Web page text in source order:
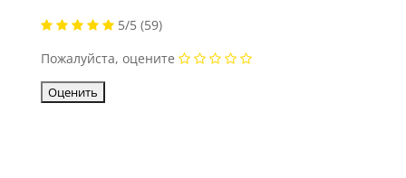
5/5 (59)
Пожалуйста, оцените